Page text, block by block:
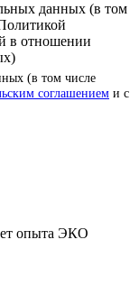
данных (в том
в отношении
(в том числе
соглашением и с
опыта ЭКО